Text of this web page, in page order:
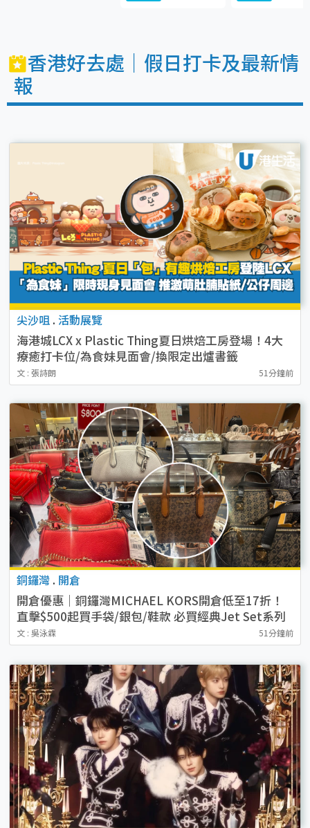
香港好去處｜假日打卡及最新情
報
尖沙咀 . 活動展覽
海港城LCX x Plastic Thing夏日烘焙工房登場！4大
療癒打卡位/為食妹見面會/換限定出爐書籤
文 : 張詩朗 51分鐘前
銅鑼灣 . 開倉
開倉優惠｜銅鑼灣MICHAEL KORS開倉低至17折！
直擊$500起買手袋/銀包/鞋款 必買經典Jet Set系列
文 : 吳泳霖 51分鐘前